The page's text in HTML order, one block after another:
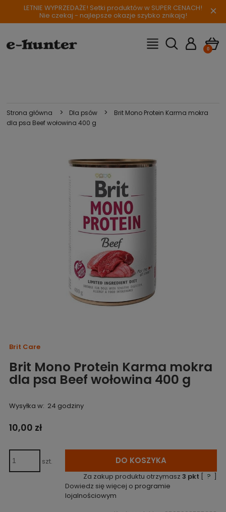
LETNIE WYPRZEDAŻE! Setki produktów w SUPER CENACH!
Nie czekaj - najlepsze okazje szybko znikają! ×
Strona główna > Dla psów >
Brit Mono Protein Karma mokra
dla psa Beef wołowina 400 g
Brit Care
Brit Mono Protein Karma mokra
dla psa Beef wołowina 400 g
Wysyłka w: 24 godziny
10,00 zł
szt. DO KOSZYKA
Za zakup produktu otrzymasz3 pkt [ ? ]
Dowiedz się więcej o programie
lojalnościowym